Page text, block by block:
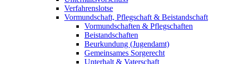
Verfahrenslotse
Vormundschaft, Pflegschaft & Beistandschaft
Vormundschaften & Pflegschaften
Beistandschaften
Beurkundung (Jugendamt)
Gemeinsames Sorgerecht
Unterhalt & Vaterschaft